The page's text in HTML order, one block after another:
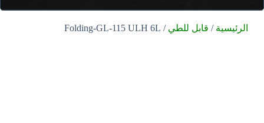
الرئيسية / قابل للطي / Folding-GL-115 ULH 6L